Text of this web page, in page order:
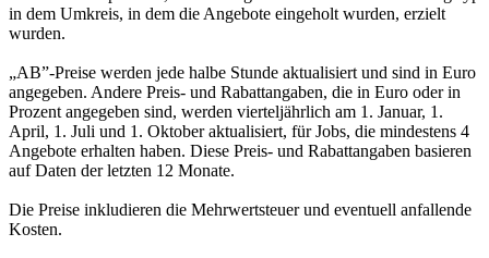
in dem Umkreis, in dem die Angebote eingeholt wurden, erzielt
wurden.
„AB”-Preise werden jede halbe Stunde aktualisiert und sind in Euro
angegeben. Andere Preis- und Rabattangaben, die in Euro oder in
Prozent angegeben sind, werden vierteljährlich am 1. Januar, 1.
April, 1. Juli und 1. Oktober aktualisiert, für Jobs, die mindestens 4
Angebote erhalten haben. Diese Preis- und Rabattangaben basieren
auf Daten der letzten 12 Monate.
Die Preise inkludieren die Mehrwertsteuer und eventuell anfallende
Kosten.